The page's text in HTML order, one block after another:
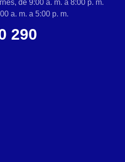
de 9:00 a. m. a 8:00 p. m.
a. m. a 5:00 p. m.
290